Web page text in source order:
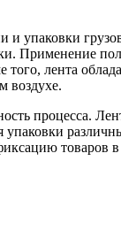
упаковки
Применение
лента
воздухе.
процесса.
товаров